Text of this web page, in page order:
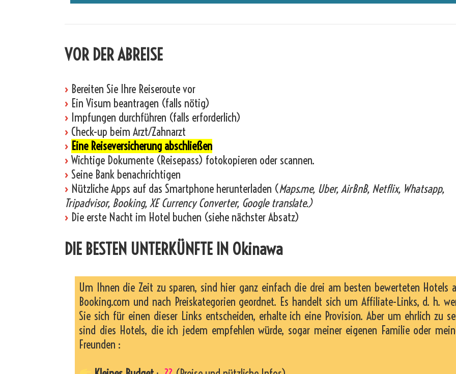
VOR DER ABREISE
› Bereiten Sie Ihre Reiseroute vor
› Ein Visum beantragen (falls nötig)
› Impfungen durchführen (falls erforderlich)
› Check-up beim Arzt/Zahnarzt
› Eine Reiseversicherung abschließen
› Wichtige Dokumente (Reisepass) fotokopieren oder scannen.
› Seine Bank benachrichtigen
› Nützliche Apps auf das Smartphone herunterladen (Maps.me, Uber, AirBnB, Netflix, Whatsapp,
Tripadvisor, Booking, XE Currency Converter, Google translate.)
› Die erste Nacht im Hotel buchen (siehe nächster Absatz)
DIE BESTEN UNTERKÜNFTE IN Okinawa
Um Ihnen die Zeit zu sparen, sind hier ganz einfach die drei am besten bewerteten Hotels
Booking.com und nach Preiskategorien geordnet. Es handelt sich um Affiliate-Links, d. h.
Sie sich für einen dieser Links entscheiden, erhalte ich eine Provision. Aber um ehrlich zu
sind dies Hotels, die ich jedem empfehlen würde, sogar meiner eigenen Familie oder
Freunden :